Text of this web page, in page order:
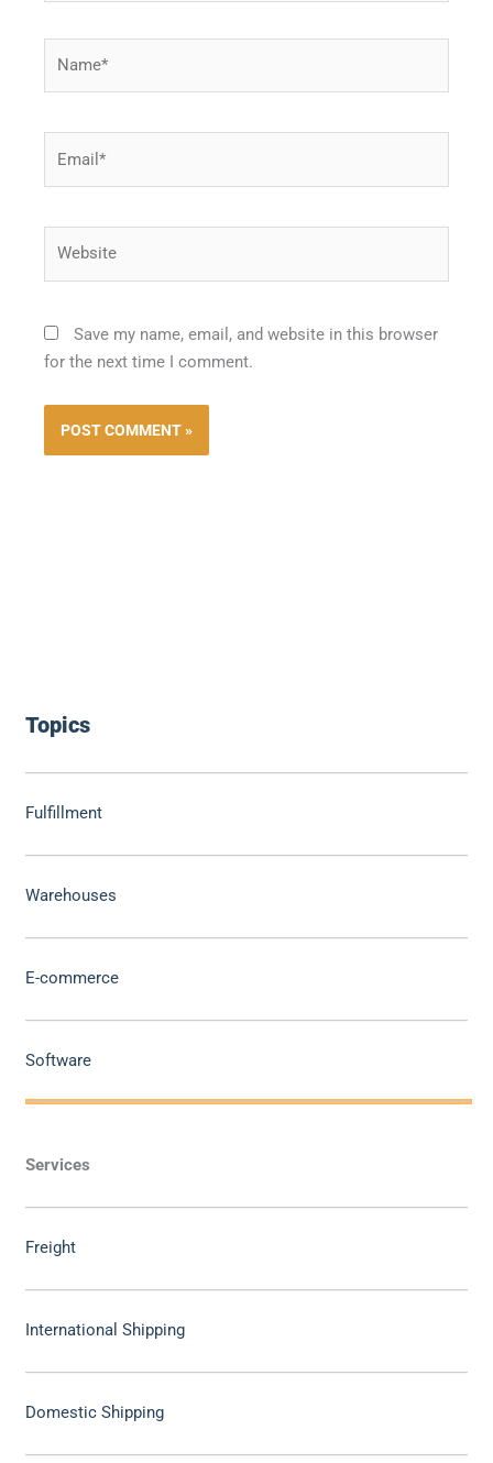
Topics
Fulfillment
Warehouses
E-commerce
Software
Services
Freight
International Shipping
Domestic Shipping
Save my name, email, and website in this browser
for the next time I comment.